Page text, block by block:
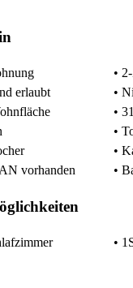
•
erlaubt
•
•
•
•
vorhanden
•
•